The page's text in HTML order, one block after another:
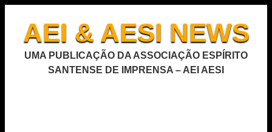
AEI & AESI NEWS
UMA PUBLICAÇÃO DA ASSOCIAÇÃO ESPÍRITO
SANTENSE DE IMPRENSA – AEI AESI